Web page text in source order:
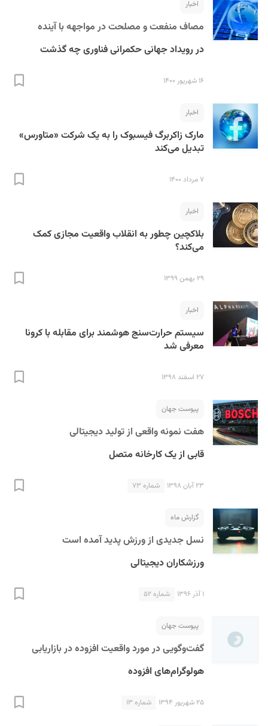
اخبار
مصاف منفعت و مصلحت در مواجهه با آینده
در رویداد جهانی حکمرانی فناوری چه گذشت
۱۶ شهریور ۱۴۰۰
اخبار
مارک زاکربرگ فیسبوک را به یک شرکت «متاورس»
تبدیل می‌کند
۷ مرداد ۱۴۰۰
اخبار
بلاکچین چطور به انقلاب واقعیت مجازی کمک
می‌کند؟
۲۹ بهمن ۱۳۹۹
اخبار
سیستم حرارت‌سنج هوشمند برای مقابله با کرونا
معرفی شد
۲۷ اسفند ۱۳۹۸
پیوست جهان
هفت نمونه واقعی از تولید دیجیتالی
قابی از یک کارخانه متصل
۲۳ آبان ۱۳۹۸ شماره ۷۳
گزارش ماه
نسل جدیدی از ورزش پدید آمده است
ورزشکاران دیجیتالی
۱ آذر ۱۳۹۶ شماره ۵۲
پیوست جهان
گفت‌و‌گویی در مورد واقعیت افزوده در بازاریابی
هولوگرام‌های افزوده
۲۵ شهریور ۱۳۹۴ شماره ۱۳